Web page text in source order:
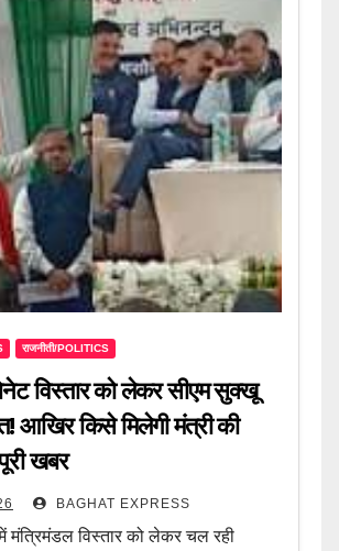
राजनीती/POLITICS
विस्तार को लेकर सीएम सुक्खू
आखिर किसे मिलेगी मंत्री की
खबर
BAGHAT EXPRESS
मंत्रिमंडल विस्तार को लेकर चल रही